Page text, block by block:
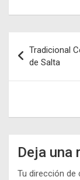
de
entradas
Tradicional
de Salta
Deja una
Tu dirección de